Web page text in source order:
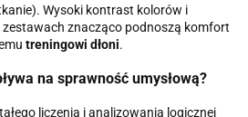
Wysoki kontrast kolorów i
znacząco podnoszą komfort
treningowi dłoni.
na sprawność umysłową?
liczenia i analizowania logicznej